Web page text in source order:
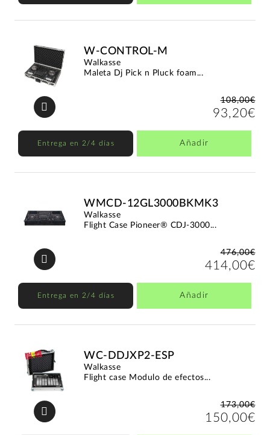
W-CONTROL-M
Walkasse
Maleta Dj Pick n Pluck foam...
108,00€
93,20€
Entrega en 2/4 días Añadir
WMCD-12GL3000BKMK3
Walkasse
Flight Case Pioneer® CDJ-3000...
476,00€
414,00€
Entrega en 2/4 días Añadir
WC-DDJXP2-ESP
Walkasse
Flight case Modulo de efectos...
173,00€
150,00€